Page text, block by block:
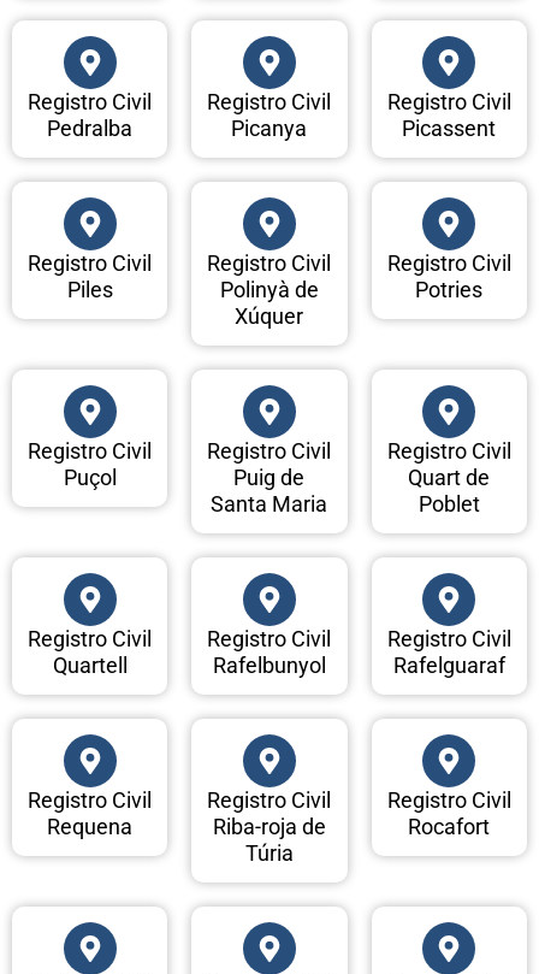
Registro Civil
Pedralba
Registro Civil
Picanya
Registro Civil
Picassent
Registro Civil
Piles
Registro Civil
Polinyà de
Xúquer
Registro Civil
Potries
Registro Civil
Puçol
Registro Civil
Puig de
Santa Maria
Registro Civil
Quart de
Poblet
Registro Civil
Quartell
Registro Civil
Rafelbunyol
Registro Civil
Rafelguaraf
Registro Civil
Requena
Registro Civil
Riba-roja de
Túria
Registro Civil
Rocafort